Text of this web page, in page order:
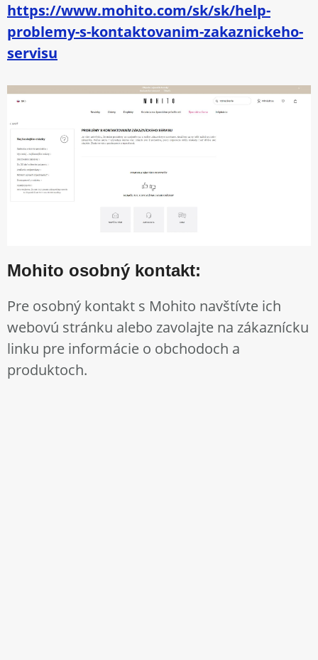
https://www.mohito.com/sk/sk/help-
problemy-s-kontaktovanim-zakaznickeho-
servisu
Mohito osobný kontakt:
Pre osobný kontakt s Mohito navštívte ich
webovú stránku alebo zavolajte na zákaznícku
linku pre informácie o obchodoch a
produktoch.